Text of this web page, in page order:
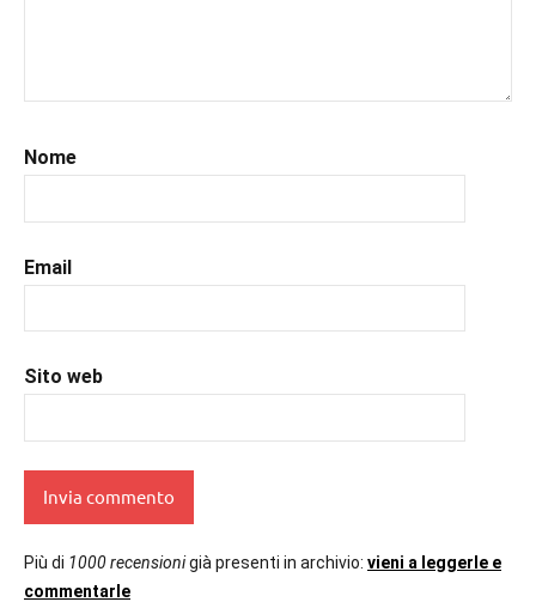
#romanzostorico
#uncuoretrailibri
Nome
Email
Sito web
Più di 1000 recensionigià presenti in archivio: vieni a leggerle e
commentarle